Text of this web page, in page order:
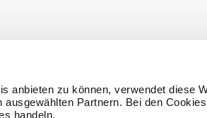
anbieten zu können, verwendet diese
Partnern. Bei den
handeln.